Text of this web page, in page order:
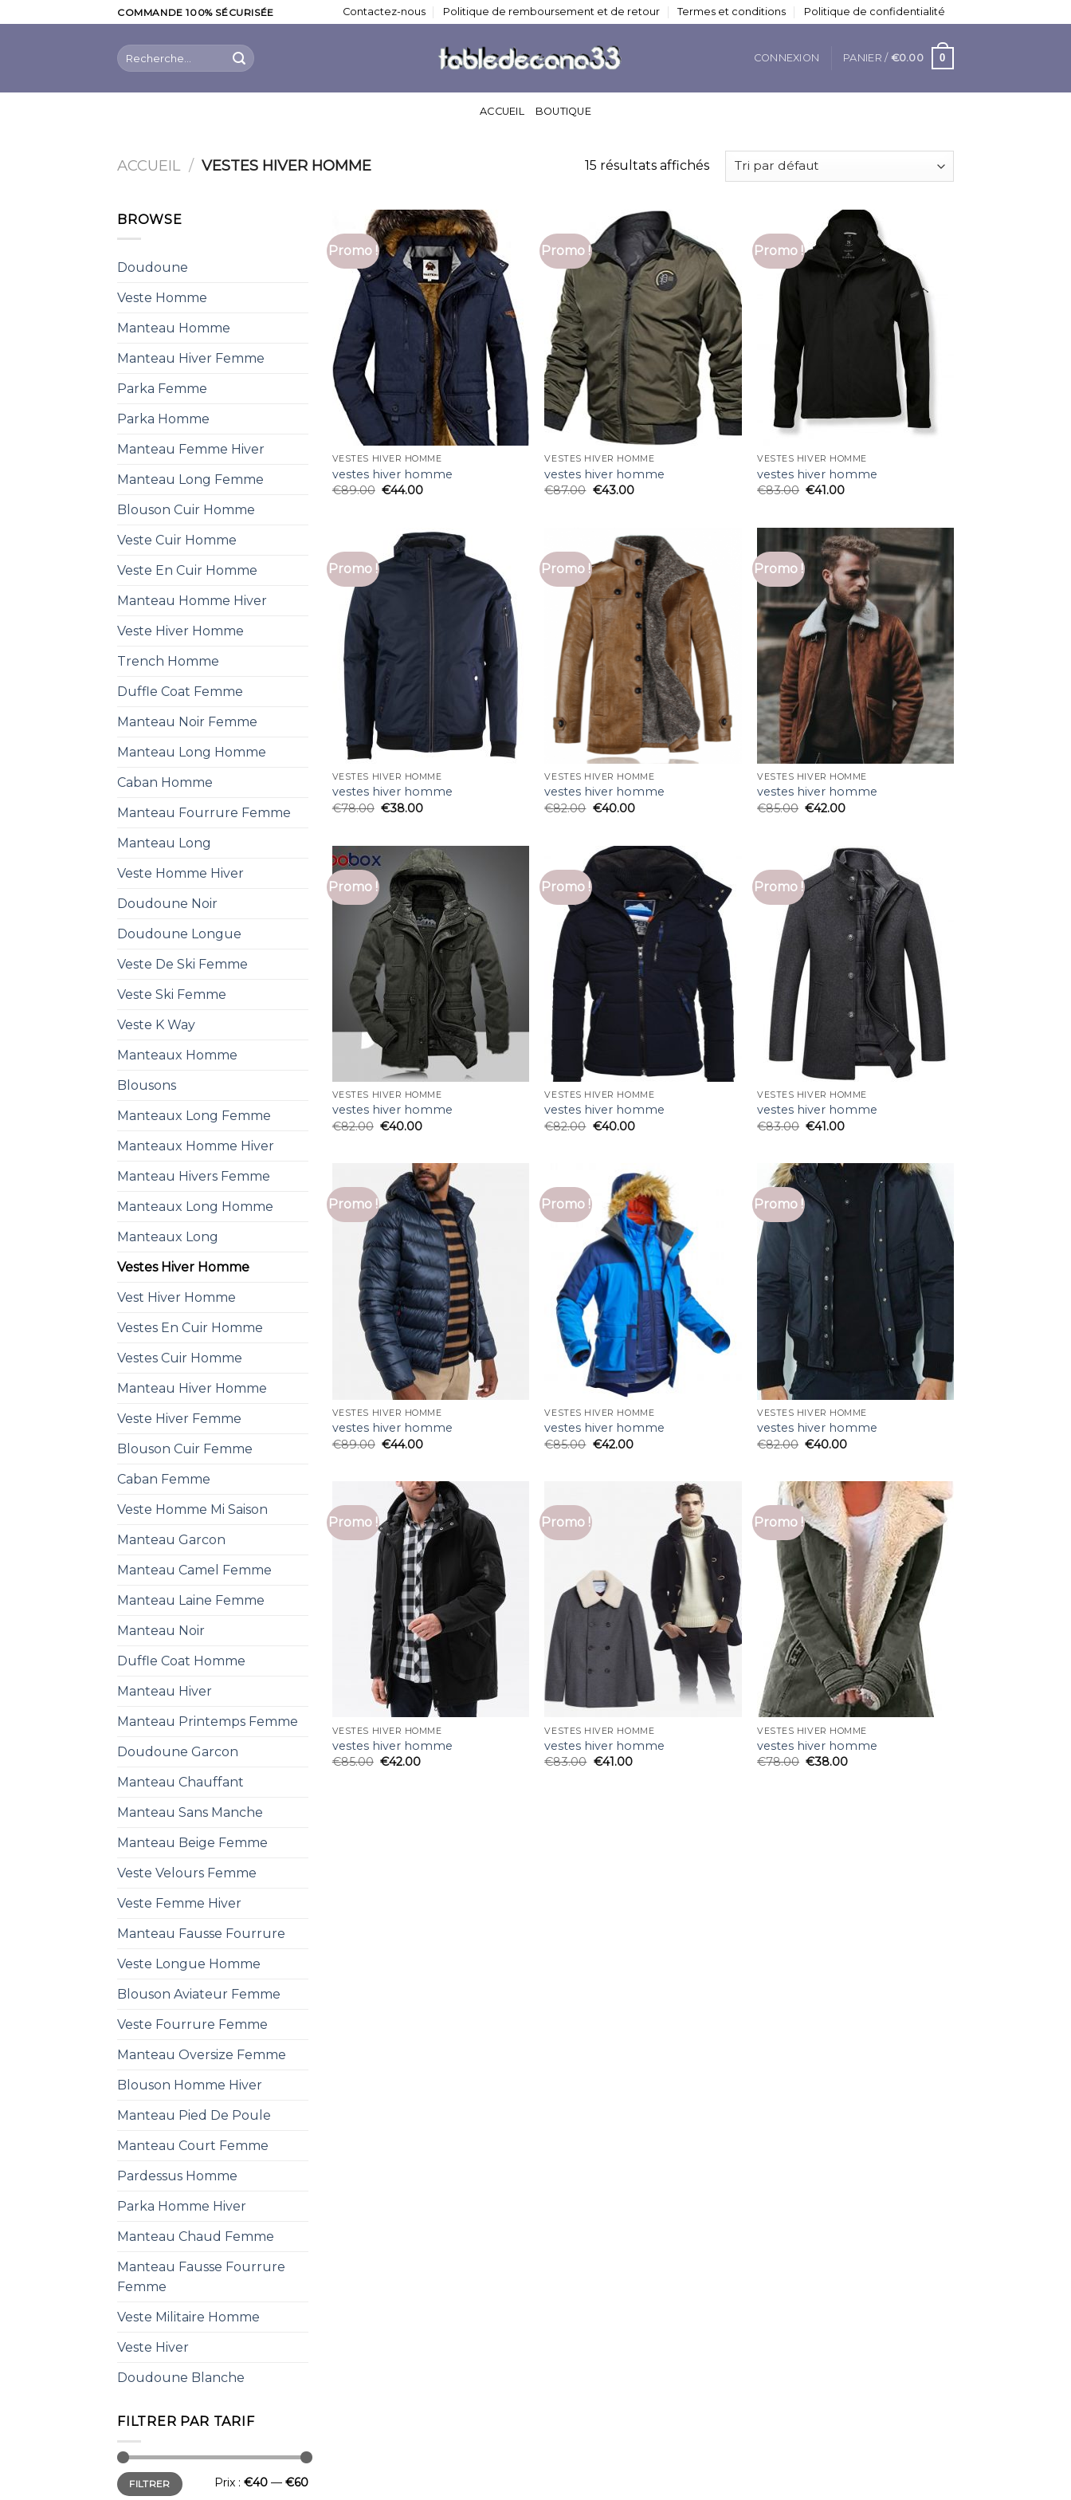
to
COMMANDE 100% SÉCURISÉE Contactez-nous Politique de remboursement et de retour Termes et conditions Politique de confidentialité
Recherche
pour :
CONNEXION PANIER / €0.00 0
ACCUEIL BOUTIQUE
ACCUEIL / VESTES HIVER HOMME 15 résultats affichés
BROWSE
Doudoune
Veste Homme
Manteau Homme
Manteau Hiver Femme
Parka Femme
Parka Homme
Manteau Femme Hiver
Manteau Long Femme
Blouson Cuir Homme
Veste Cuir Homme
Veste En Cuir Homme
Manteau Homme Hiver
Veste Hiver Homme
Trench Homme
Duffle Coat Femme
Manteau Noir Femme
Manteau Long Homme
Caban Homme
Manteau Fourrure Femme
Manteau Long
Veste Homme Hiver
Doudoune Noir
Doudoune Longue
Veste De Ski Femme
Veste Ski Femme
Veste K Way
Manteaux Homme
Blousons
Manteaux Long Femme
Manteaux Homme Hiver
Manteau Hivers Femme
Manteaux Long Homme
Manteaux Long
Vestes Hiver Homme
Vest Hiver Homme
Vestes En Cuir Homme
Vestes Cuir Homme
Manteau Hiver Homme
Veste Hiver Femme
Blouson Cuir Femme
Caban Femme
Veste Homme Mi Saison
Manteau Garcon
Manteau Camel Femme
Manteau Laine Femme
Manteau Noir
Duffle Coat Homme
Manteau Hiver
Manteau Printemps Femme
Doudoune Garcon
Manteau Chauffant
Manteau Sans Manche
Manteau Beige Femme
Veste Velours Femme
Veste Femme Hiver
Manteau Fausse Fourrure
Veste Longue Homme
Blouson Aviateur Femme
Veste Fourrure Femme
Manteau Oversize Femme
Blouson Homme Hiver
Manteau Pied De Poule
Manteau Court Femme
Pardessus Homme
Parka Homme Hiver
Manteau Chaud Femme
Manteau Fausse Fourrure
Femme
Veste Militaire Homme
Veste Hiver
Doudoune Blanche
FILTRER PAR TARIF
FILTRER Prix : €40 — €60
Promo !
VESTES HIVER HOMME
vestes hiver homme
€89.00 €44.00
Promo !
VESTES HIVER HOMME
vestes hiver homme
€87.00 €43.00
Promo !
VESTES HIVER HOMME
vestes hiver homme
€83.00 €41.00
Promo !
VESTES HIVER HOMME
vestes hiver homme
€78.00 €38.00
Promo !
VESTES HIVER HOMME
vestes hiver homme
€82.00 €40.00
Promo !
VESTES HIVER HOMME
vestes hiver homme
€85.00 €42.00
Promo !
VESTES HIVER HOMME
vestes hiver homme
€82.00 €40.00
Promo !
VESTES HIVER HOMME
vestes hiver homme
€82.00 €40.00
Promo !
VESTES HIVER HOMME
vestes hiver homme
€83.00 €41.00
Promo !
VESTES HIVER HOMME
vestes hiver homme
€89.00 €44.00
Promo !
VESTES HIVER HOMME
vestes hiver homme
€85.00 €42.00
Promo !
VESTES HIVER HOMME
vestes hiver homme
€82.00 €40.00
Promo !
VESTES HIVER HOMME
vestes hiver homme
€85.00 €42.00
Promo !
VESTES HIVER HOMME
vestes hiver homme
€83.00 €41.00
Promo !
VESTES HIVER HOMME
vestes hiver homme
€78.00 €38.00